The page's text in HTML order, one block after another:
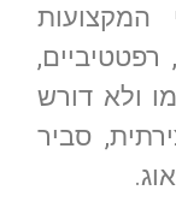
רפטטיביים,
ולא דורש
סביר